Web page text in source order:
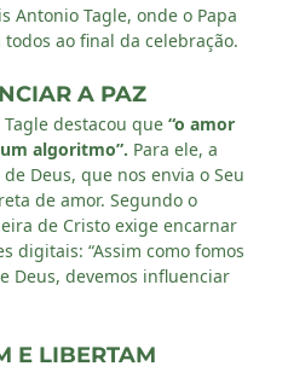
Antonio Tagle, onde o Papa
ao final da celebração.
A PAZ
destacou que “o amor
algoritmo”. Para ele, a
Deus, que nos envia o Seu
de amor. Segundo o
de Cristo exige encarnar
digitais: “Assim como fomos
Deus, devemos influenciar
E LIBERTAM